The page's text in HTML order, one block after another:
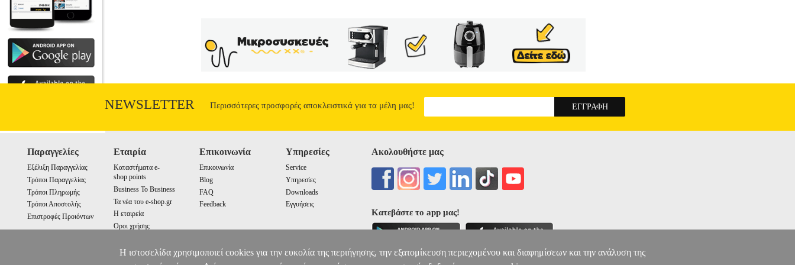
NEWSLETTER Περισσότερες προσφορές αποκλειστικά για τα μέλη μας!
Παραγγελίες
Εξέλιξη Παραγγελίας
Τρόποι Παραγγελίας
Τρόποι Πληρωμής
Τρόποι Αποστολής
Επιστροφές Προιόντων
Εταιρία
Καταστήματα e-
shop points
Business To Business
Τα νέα του e-shop.gr
Η εταιρεία
Οροι χρήσης
Επικοινωνία
Επικοινωνία
Blog
FAQ
Feedback
Υπηρεσίες
Service
Υπηρεσίες
Downloads
Εγγυήσεις
Ακολουθήστε μας
Κατεβάστε το app μας!
Η ιστοσελίδα χρησιμοποιεί cookies για την ευκολία της περιήγησης, την εξατομίκευση περιεχομένου και διαφημίσεων και την ανάλυση της